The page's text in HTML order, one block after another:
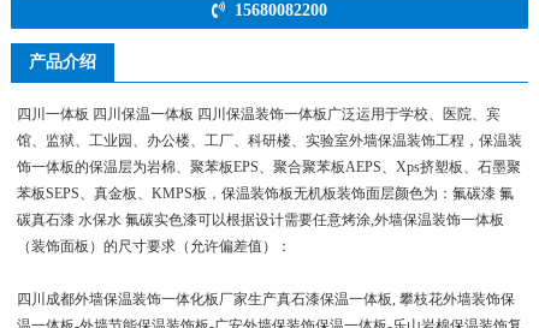
15680082200
产品介绍
四川一体板 四川保温一体板 四川保温装饰一体板广泛运用于学校、医院、宾
馆、监狱、工业园、办公楼、工厂、科研楼、实验室外墙保温装饰工程，保温装
饰一体板的保温层为岩棉、聚苯板EPS、聚合聚苯板AEPS、Xps挤塑板、石墨聚
苯板SEPS、真金板、KMPS板，保温装饰板无机板装饰面层颜色为：氟碳漆 氟
碳真石漆 水保水 氟碳实色漆可以根据设计需要任意烤涂,外墙保温装饰一体板
（装饰面板）的尺寸要求（允许偏差值）：
四川成都外墙保温装饰一体化板厂家生产真石漆保温一体板, 攀枝花外墙装饰保